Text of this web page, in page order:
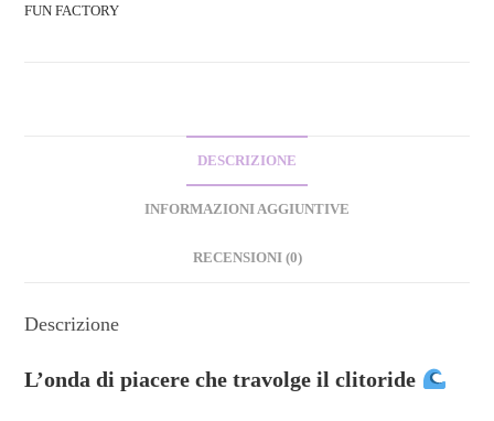
FUN FACTORY
DESCRIZIONE
INFORMAZIONI AGGIUNTIVE
RECENSIONI (0)
Descrizione
L’onda di piacere che travolge il clitoride